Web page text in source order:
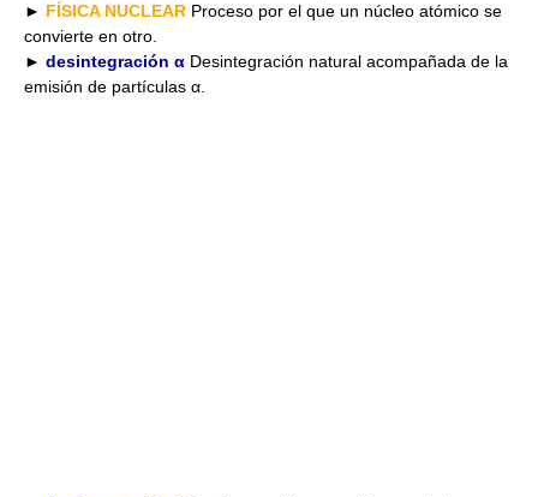
► FÍSICA NUCLEAR Proceso por el que un núcleo atómico se
convierte en otro.
► desintegración α Desintegración natural acompañada de la
emisión de partículas α.